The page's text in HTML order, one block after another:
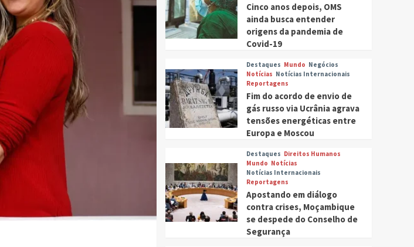
Cinco anos depois, OMS
ainda busca entender
origens da pandemia de
Covid-19
Destaques Mundo Negócios
Notícias Notícias Internacionais
Reportagens
Fim do acordo de envio de
gás russo via Ucrânia agrava
tensões energéticas entre
Europa e Moscou
Destaques Direitos Humanos
Mundo Notícias
Notícias Internacionais
Reportagens
Apostando em diálogo
contra crises, Moçambique
se despede do Conselho de
Segurança